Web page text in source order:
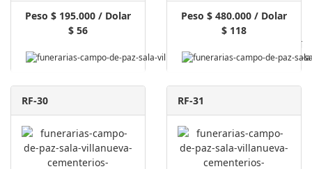
Peso $ 195.000 / Dolar
$ 56
Pagar Aquí
Peso $ 480.000 / Dolar
$ 118
RF-30 RF-31